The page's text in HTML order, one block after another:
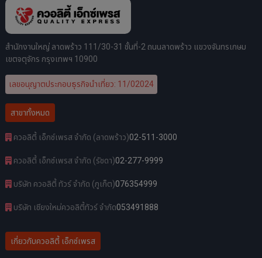
สำนักงานใหญ่ ลาดพร้าว 111/30-31 ชั้นที่-2 ถนนลาดพร้าว แขวงจันทรเกษม
เขตจตุจักร กรุงเทพฯ 10900
เลขอนุญาตประกอบธุรกิจนำเที่ยว: 11/02024
สาขาทั้งหมด
ควอลิตี้ เอ็กซ์เพรส จำกัด (ลาดพร้าว)02-511-3000
ควอลิตี้ เอ็กซ์เพรส จำกัด (รัชดา)02-277-9999
บริษัท ควอลิตี้ ทัวร์ จำกัด (ภูเก็ต)076354999
บริษัท เชียงใหม่ควอลิตี้ทัวร์ จำกัด053491888
เกี่ยวกับควอลิตี้ เอ็กซ์เพรส